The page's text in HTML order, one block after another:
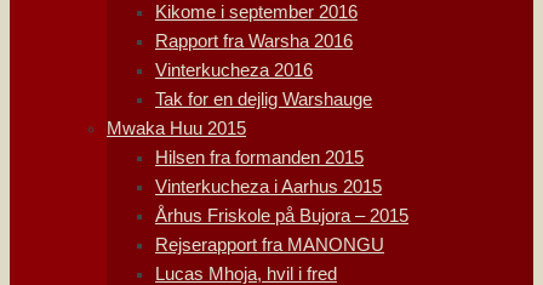
Kikome i september 2016
Rapport fra Warsha 2016
Vinterkucheza 2016
Tak for en dejlig Warshauge
Mwaka Huu 2015
Hilsen fra formanden 2015
Vinterkucheza i Aarhus 2015
Århus Friskole på Bujora – 2015
Rejserapport fra MANONGU
Lucas Mhoja, hvil i fred